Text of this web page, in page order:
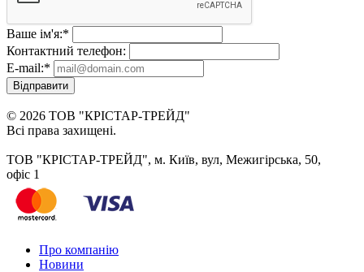
Ваше ім'я:*
Контактний телефон:
E-mail:*
Відправити
© 2026 ТОВ "КРІСТАР-ТРЕЙД"
Всі права захищені.
ТОВ "КРІСТАР-ТРЕЙД", м. Київ, вул, Межигірська, 50,
офіс 1
Про компанію
Новини